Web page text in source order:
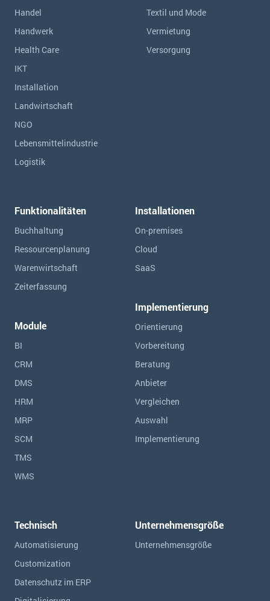
Handel
Handwerk
Health Care
IKT
Installation
Landwirtschaft
NGO
Lebensmittelindustrie
Logistik
Textil und Mode
Vermietung
Versorgung
Funktionalitäten
Buchhaltung
Ressourcen­planung
Warenwirtschaft
Zeiterfassung
Module
BI
CRM
DMS
HRM
MRP
SCM
TMS
WMS
Installationen
On-premises
Cloud
SaaS
Implementierung
Orientierung
Vorbereitung
Beratung
Anbieter
Vergleichen
Auswahl
Implementierung
Technisch
Automatisierung
Customization
Datenschutz im ERP
Unternehmensgröße
Unternehmensgröße